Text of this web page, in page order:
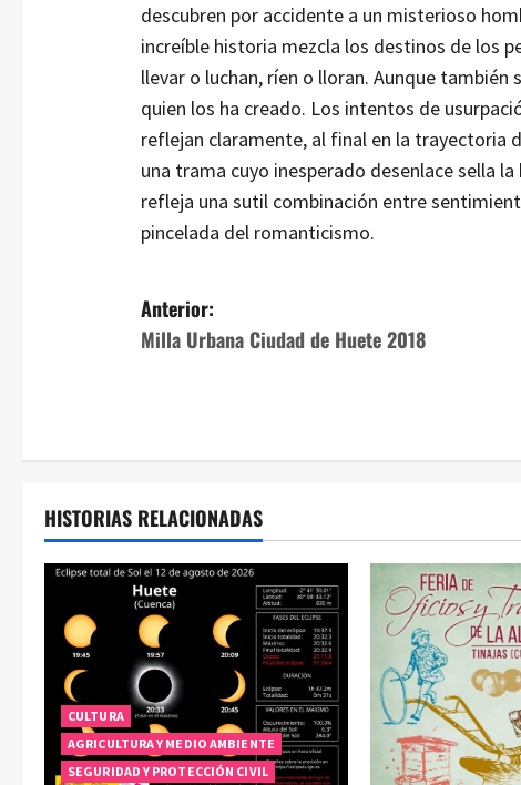
descubren por accidente a un misterioso
increíble historia mezcla los destinos de los
llevar o luchan, ríen o lloran. Aunque
quien los ha creado. Los intentos de
reflejan claramente, al final en la trayectoria
una trama cuyo inesperado desenlace sella
refleja una sutil combinación entre
pincelada del romanticismo.
N
a
e
g
a
c
i
ó
n
Anterior:
Milla Urbana Ciudad de Huete 2018
HISTORIAS RELACIONADAS
CULTURA
AGRICULTURA Y MEDIO AMBIENTE
SEGURIDAD Y PROTECCIÓN CIVIL